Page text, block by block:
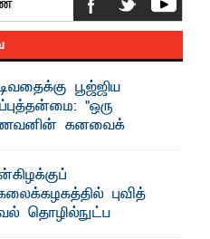
பூஜ்ஜிய
"ஒரு
கனவைக்
–
பல்கலைக்கழக உபவேந்தர்
அல்லது மாணவியின்
என்ற
புவித்
தொழில்நுட்ப